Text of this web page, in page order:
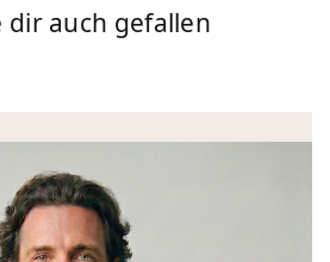
dir auch gefallen